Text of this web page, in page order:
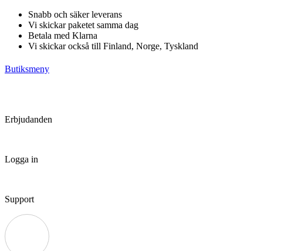
Hoppa
innehåll
Snabb och säker leverans
Vi skickar paketet samma dag
Betala med Klarna
Vi skickar också till Finland, Norge, Tyskland
Butiksmeny
Erbjudanden
Logga in
Support